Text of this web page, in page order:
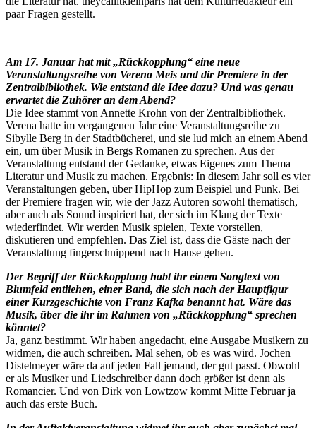
paar Fragen gestellt.
Am 17. Januar hat mit „Rückkopplung“ eine neue
Veranstaltungsreihe von Verena Meis und dir Premiere in der
Zentralbibliothek. Wie entstand die Idee dazu? Und was genau
erwartet die Zuhörer an dem Abend?
Die Idee stammt von Annette Krohn von der Zentralbibliothek.
Verena hatte im vergangenen Jahr eine Veranstaltungsreihe zu
Sibylle Berg in der Stadtbücherei, und sie lud mich an einem Abend
ein, um über Musik in Bergs Romanen zu sprechen. Aus der
Veranstaltung entstand der Gedanke, etwas Eigenes zum Thema
Literatur und Musik zu machen. Ergebnis: In diesem Jahr soll es vier
Veranstaltungen geben, über HipHop zum Beispiel und Punk. Bei
der Premiere fragen wir, wie der Jazz Autoren sowohl thematisch,
aber auch als Sound inspiriert hat, der sich im Klang der Texte
wiederfindet. Wir werden Musik spielen, Texte vorstellen,
diskutieren und empfehlen. Das Ziel ist, dass die Gäste nach der
Veranstaltung fingerschnippend nach Hause gehen.
Der Begriff der Rückkopplung habt ihr einem Songtext von
Blumfeld entliehen, einer Band, die sich nach der Hauptfigur
einer Kurzgeschichte von Franz Kafka benannt hat. Wäre das
Musik, über die ihr im Rahmen von „Rückkopplung“ sprechen
könntet?
Ja, ganz bestimmt. Wir haben angedacht, eine Ausgabe Musikern zu
widmen, die auch schreiben. Mal sehen, ob es was wird. Jochen
Distelmeyer wäre da auf jeden Fall jemand, der gut passt. Obwohl
er als Musiker und Liedschreiber dann doch größer ist denn als
Romancier. Und von Dirk von Lowtzow kommt Mitte Februar ja
auch das erste Buch.